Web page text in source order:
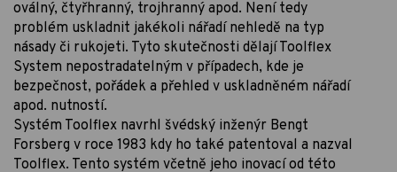
oválný, čtyřhranný, trojhranný apod. Není tedy
problém uskladnit jakékoli nářadí nehledě na typ
násady či rukojeti. Tyto skutečnosti dělají Toolflex
System nepostradatelným v případech, kde je
bezpečnost, pořádek a přehled v uskladněném nářadí
apod. nutností.
Systém Toolflex navrhl švédský inženýr Bengt
Forsberg v roce 1983 kdy ho také patentoval a nazval
Toolflex. Tento systém včetně jeho inovací od této